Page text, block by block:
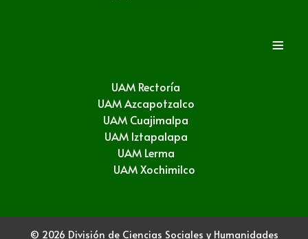
≡
UAM Rectoría
UAM Azcapotzalco
UAM Cuajimalpa
UAM Iztapalapa
UAM Lerma
UAM Xochimilco
© 2026 División de Ciencias Sociales y Humanidades